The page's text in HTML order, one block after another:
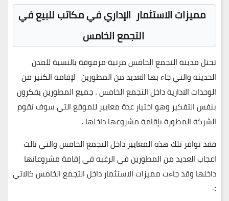
مميزات الاستثمار الإداري في مكاتب للبيع في
التجمع الخامس
تحتل مدينة التجمع الخامس مرتبة مرموقة بالنسبة للمدن
الحديثة والتي جاء بها العديد من المطورين لإقامة الكثير من
الوحدات الادارية داخل التجمع الخامس . جميع المطورين يفكرون
بنفس التفكير وهو اختيار عدة معايير للموقع التي سوف تقوم
الشركة المطورة بإقامة مشروعها داخلها .
فقد توافر تلك هذه المعايير داخل التجمع الخامس والتي نالت
اعجاب العديد من المطورين في الرغبه في إقامة مشروعاتها
داخلها وقد جاءت مميزات الاستثمار داخل التجمع الخامس كالاتي
:-